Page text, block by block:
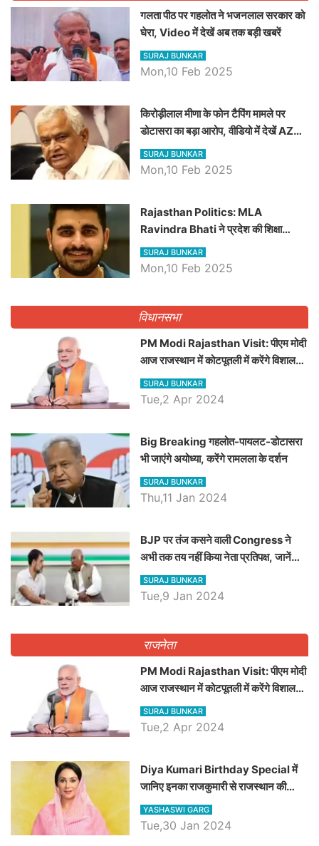
गलता पीठ पर गहलोत ने भजनलाल सरकार को
घेरा, Video में देखें अब तक बड़ी खबरें
SURAJ BUNKAR
Mon,10 Feb 2025
किरोड़ीलाल मीणा के फोन टैपिंग मामले पर
डोटासरा का बड़ा आरोप, वीडियो में देखें AZ
बड़ी खबरें
SURAJ BUNKAR
Mon,10 Feb 2025
Rajasthan Politics: MLA
Ravindra Bhati ने प्रदेश की शिक्षा
व्यवस्था पर उठाए सवाल, Madan
Dilawar पर हमला करते हुए गिनवाये खाली
SURAJ BUNKAR
Mon,10 Feb 2025
विधानसभा
PM Modi Rajasthan Visit: पीएम मोदी
आज राजस्थान में कोटपूतली में करेंगे विशाल
रैली, एक सभा से 8 सीटों पर साधेगें निशाना
SURAJ BUNKAR
Tue,2 Apr 2024
Big Breaking गहलोत-पायलट-डोटासरा
भी जाएंगे अयोध्या, करेंगे रामलला के दर्शन
SURAJ BUNKAR
Thu,11 Jan 2024
BJP पर तंज कसने वाली Congress ने
अभी तक तय नहीं किया नेता प्रतिपक्ष, जानें
कौन होगा दावेदार
SURAJ BUNKAR
Tue,9 Jan 2024
राजनेता
PM Modi Rajasthan Visit: पीएम मोदी
आज राजस्थान में कोटपूतली में करेंगे विशाल
रैली, एक सभा से 8 सीटों पर साधेगें निशाना
SURAJ BUNKAR
Tue,2 Apr 2024
Diya Kumari Birthday Special में
जानिए इनका राजकुमारी से राजस्थान की
डिप्टी सीएम बनने तक का सफर, एक क्लिक में
जाने पूरा जीवन परिचय
YASHASWI GARG
Tue,30 Jan 2024